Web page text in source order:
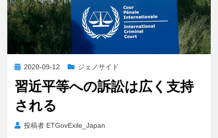
投
日:
2020-09-12 ジェノサイド
習近平等への訴訟は広く支持
される
投稿者 ETGovExile_Japan